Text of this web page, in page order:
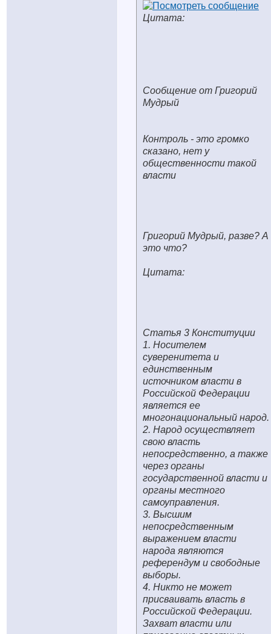
Цитата:
Сообщение от Григорий
Мудрый
Контроль - это громко
сказано, нет у
общественности такой
власти
Григорий Мудрый, разве? А
это что?
Цитата:
Статья 3 Конституции
1. Носителем
суверенитета и
единственным
источником власти в
Российской Федерации
является ее
многонациональный народ.
2. Народ осуществляет
свою власть
непосредственно, а также
через органы
государственной власти и
органы местного
самоуправления.
3. Высшим
непосредственным
выражением власти
народа являются
референдум и свободные
выборы.
4. Никто не может
присваивать власть в
Российской Федерации.
Захват власти или